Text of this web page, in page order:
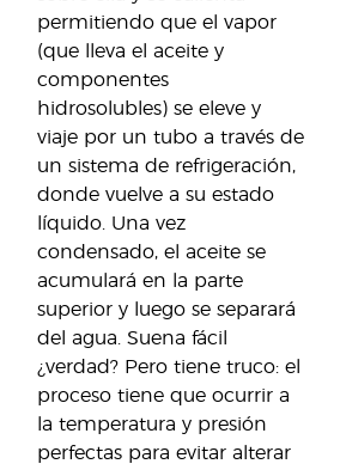
permitiendo que el vapor
(que lleva el aceite y
componentes
hidrosolubles) se eleve y
viaje por un tubo a través de
un sistema de refrigeración,
donde vuelve a su estado
líquido. Una vez
condensado, el aceite se
acumulará en la parte
superior y luego se separará
del agua. Suena fácil
¿verdad? Pero tiene truco: el
proceso tiene que ocurrir a
la temperatura y presión
perfectas para evitar alterar